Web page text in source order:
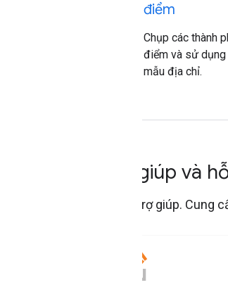
điểm
Chụp các thành
điểm và sử dụng
mẫu địa chỉ.
Trợ giúp và
Nhận trợ giúp. Cung